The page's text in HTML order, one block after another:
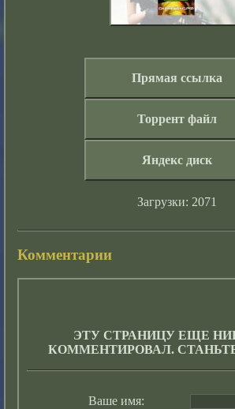
Прямая ссылка
Торрент файл
Яндекс диск
Загрузки: 2071
Комментарии
ЭТУ СТРАНИЦУ ЕЩЕ
КОММЕНТИРОВАЛ.
Ваше имя: